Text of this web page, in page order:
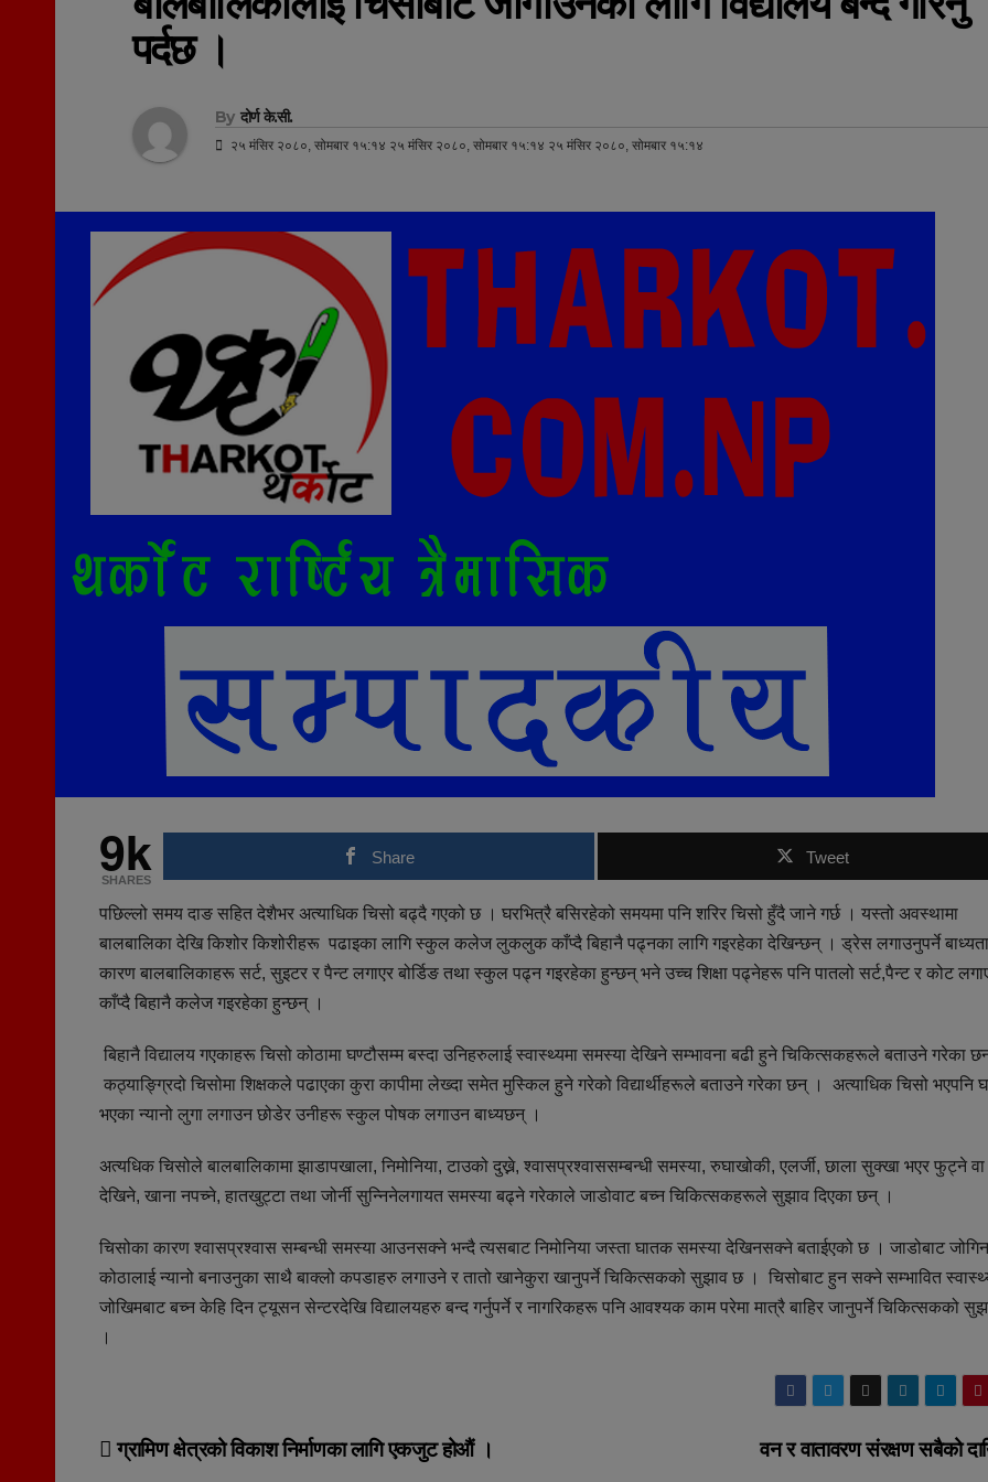
पर्दछ ।
By दोर्ण के.सी.
२५ मंसिर २०८०, सोमबार १५:१४ २५ मंसिर २०८०, सोमबार १५:१४ २५ मंसिर २०८०, सोमबार १५:१४
9k
SHARES
Share Tweet
पछिल्लो समय दाङ सहित देशैभर अत्याधिक चिसो बढ्दै गएको छ । घरभित्रै बसिरहेको समयमा पनि शरिर चिसो हुँदै जाने गर्छ । यस्तो अवस्थामा
बालबालिका देखि किशोर किशोरीहरू पढाइका लागि स्कुल कलेज लुकलुक काँप्दै बिहानै पढ्नका लागि गइरहेका देखिन्छन् । ड्रेस लगाउनुपर्ने
कारण बालबालिकाहरू सर्ट, सुइटर र पैन्ट लगाएर बोर्डिङ तथा स्कुल पढ्न गइरहेका हुन्छन् भने उच्च शिक्षा पढ्नेहरू पनि पातलो सर्ट,पैन्ट र कोट
काँप्दै बिहानै कलेज गइरहेका हुन्छन् ।
बिहानै विद्यालय गएकाहरू चिसो कोठामा घण्टौसम्म बस्दा उनिहरुलाई स्वास्थ्यमा समस्या देखिने सम्भावना बढी हुने चिकित्सकहरूले बताउने गरेका
कठ्याङ्ग्रिदो चिसोमा शिक्षकले पढाएका कुरा कापीमा लेख्दा समेत मुस्किल हुने गरेको विद्यार्थीहरूले बताउने गरेका छन् । अत्याधिक चिसो भएपनि
भएका न्यानो लुगा लगाउन छोडेर उनीहरू स्कुल पोषक लगाउन बाध्यछन् ।
अत्यधिक चिसोले बालबालिकामा झाडापखाला, निमोनिया, टाउको दुख्ने, श्वासप्रश्वाससम्बन्धी समस्या, रुघाखोकी, एलर्जी, छाला सुक्खा भएर फुट्ने वा
देखिने, खाना नपच्ने, हातखुट्टा तथा जोर्नी सुन्निनेलगायत समस्या बढ्ने गरेकाले जाडोवाट बच्न चिकित्सकहरूले सुझाव दिएका छन् ।
चिसोका कारण श्वासप्रश्वास सम्बन्धी समस्या आउनसक्ने भन्दै त्यसबाट निमोनिया जस्ता घातक समस्या देखिनसक्ने बताईएको छ । जाडोबाट जोगिन
कोठालाई न्यानो बनाउनुका साथै बाक्लो कपडाहरु लगाउने र तातो खानेकुरा खानुपर्ने चिकित्सकको सुझाव छ । चिसोबाट हुन सक्ने सम्भावित
जोखिमबाट बच्न केहि दिन ट्यूसन सेन्टरदेखि विद्यालयहरु बन्द गर्नुपर्ने र नागरिकहरू पनि आवश्यक काम परेमा मात्रै बाहिर जानुपर्ने चिकित्सकको
।
Post
वन र वातावरण संरक्षण सबैको
ग्रामिण क्षेत्रको विकाश निर्माणका लागि एकजुट होऔं ।